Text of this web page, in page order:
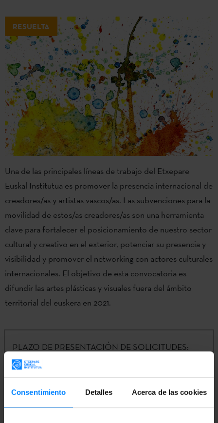
Consentimiento Detalles Acerca de las cookies
RESUELTA
Una de las principales líneas de trabajo del Etxepare
Euskal Institutua es promover la presencia internacional de
creadores/as y artistas vascos/as. Las subvenciones para la
movilidad de estos/as creadores/as son una herramienta
clave para fortalecer el posicionamiento de nuestro sector
cultural y creativo en el exterior, potenciar su presencia y
visibilidad y promover el networking con actores culturales
internacionales. El objetivo de esta convocatoria es
difundir las artes plásticas y visuales fuera del ámbito
territorial del euskera en 2021.
PLAZO DE PRESENTACIÓN DE SOLICITUDES:
01/07/2021 - 30/10/2021
ENTIDAD CONVOCANTE: Etxepare Euskal
Institutua